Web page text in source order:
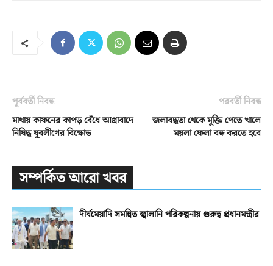
পূর্ববর্তী নিবন্ধ
মাথায় কাফনের কাপড় বেঁধে আগ্রাবাদে
নিষিদ্ধ যুবলীগের বিক্ষোভ
পরবর্তী নিবন্ধ
জলাবদ্ধতা থেকে মুক্তি পেতে খালে
ময়লা ফেলা বন্ধ করতে হবে
সম্পর্কিত আরো খবর
দীর্ঘমেয়াদি সমন্বিত জ্বালানি পরিকল্পনায় গুরুত্ব প্রধানমন্ত্রীর